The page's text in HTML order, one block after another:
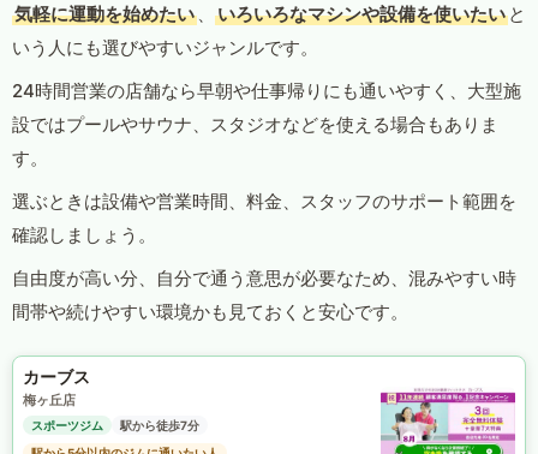
気軽に運動を始めたい 、 いろいろなマシンや設備を使いたい と
いう人にも選びやすいジャンルです。
24時間営業の店舗なら早朝や仕事帰りにも通いやすく、大型施
設ではプールやサウナ、スタジオなどを使える場合もありま
す。
選ぶときは設備や営業時間、料金、スタッフのサポート範囲を
確認しましょう。
自由度が高い分、自分で通う意思が必要なため、混みやすい時
間帯や続けやすい環境かも見ておくと安心です。
カーブス
梅ヶ丘店
スポーツジム
駅から徒歩7分